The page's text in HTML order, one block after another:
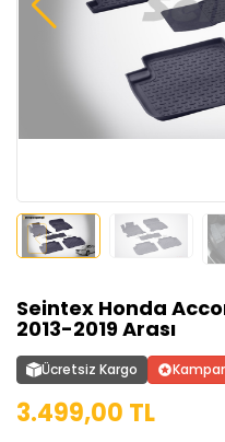
Seintex Honda
2013-2019 Arası
Ücretsiz Kargo
3.499,00 TL